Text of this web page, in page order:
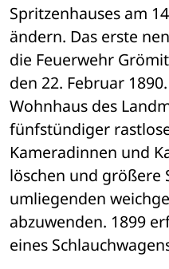
Spritzenhauses am
ändern. Das erste
die Feuerwehr
den 22. Februar
Wohnhaus des
fünfstündiger
Kameradinnen und
löschen und größere
umliegenden
abzuwenden. 1899
eines